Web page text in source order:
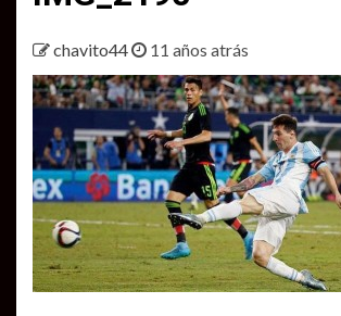
chavito44 11 años atrás